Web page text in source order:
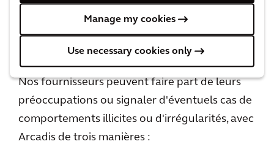
Manage my cookies
Use necessary cookies only
irrégularités. Consultez également notre
de conduite des fournisseurs
d'informations.
Nos fournisseurs peuvent faire part de leurs
préoccupations ou signaler d'éventuels cas de
comportements illicites ou d'irrégularités, avec
Arcadis de trois manières :